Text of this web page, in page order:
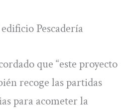
Pescadería
que “este proyecto
recoge las partidas
para acometer la